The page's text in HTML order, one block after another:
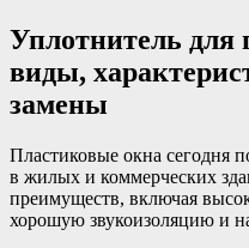
Уплотнитель для
виды,
замены
Пластиковые окна сегодня
в жилых и коммерческих
преимуществ, включая
хорошую звукоизоляцию и